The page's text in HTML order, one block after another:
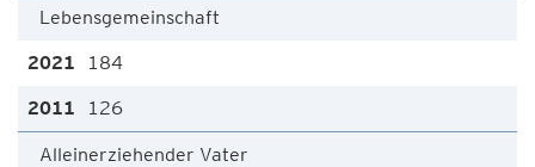
Lebensgemeinschaft
184
126
Alleinerziehender Vater